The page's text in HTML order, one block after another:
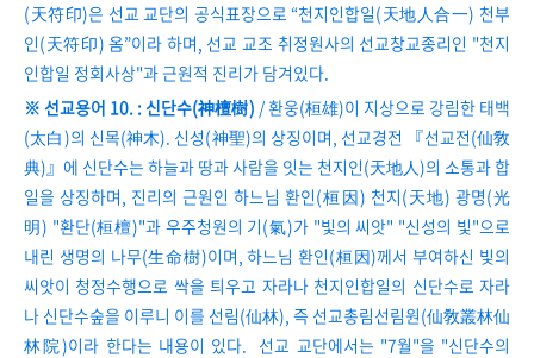
(天符印)은 선교 교단의 공식표장으로 “천지인합일(天地人合一) 천부
인(天符印) 옴”이라 하며, 선교 교조 취정원사의 선교창교종리인 "천지
인합일 정회사상"과 근원적 진리가 담겨있다.
※ 선교용어 10. : 신단수(神檀樹) / 환웅(桓雄)이 지상으로 강림한 태백
(太白)의 신목(神木). 신성(神聖)의 상징이며, 선교경전 『선교전(仙敎
典)』에 신단수는 하늘과 땅과 사람을 잇는 천지인(天地人)의 소통과 합
일을 상징하며, 진리의 근원인 하느님 환인(桓因) 천지(天地) 광명(光
明) "환단(桓檀)"과 우주청원의 기(氣)가 "빛의 씨앗" "신성의 빛"으로
내린 생명의 나무(生命樹)이며, 하느님 환인(桓因)께서 부여하신 빛의
씨앗이 청정수행으로 싹을 틔우고 자라나 천지인합일의 신단수로 자라
나 신단수숲을 이루니 이를 선림(仙林), 즉 선교총림선림원(仙敎叢林仙
林院)이라 한다는 내용이 있다. 선교 교단에서는 "7월"을 "신단수의